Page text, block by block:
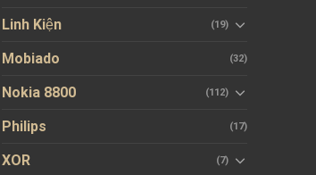
Linh Kiện (19)
Mobiado (32)
Nokia 8800 (112)
Philips (17)
XOR (7)